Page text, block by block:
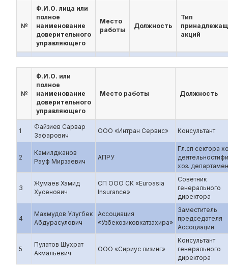
№
Ф.И.О. лица или
полное
наименование
доверительного
управляющего
Место
работы
Должность
Тип
акций
№
Ф.И.О. или
полное
наименование
доверительного
управляющего
Место работы Должность
1
Файзиев Сарвар
Зафарович
ООО «Интран Сервис» Консультант
2
Камилджанов
Рауф Мирзаевич
АПРУ
Гл.сп сектора
хоз.
3
Жумаев Хамид
Хусенович
СП ООО СК «Euroasia
Insurance»
Советник
генерального
директора
4
Махмудов Улугбек
Абдурасулович
Ассоциация
«Узбекозиковкатзахира»
Заместитель
председателя
Ассоциации
5
Пулатов Шухрат
Акмальевич
ООО «Сириус лизинг»
Консультант
генерального
директора